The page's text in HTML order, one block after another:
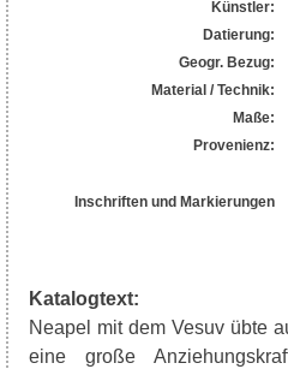
Künstler:
Datierung:
Geogr. Bezug:
Material / Technik:
Maße:
Provenienz:
Inschriften und Markierungen
Katalogtext:
Neapel mit dem Vesuv übte
eine große